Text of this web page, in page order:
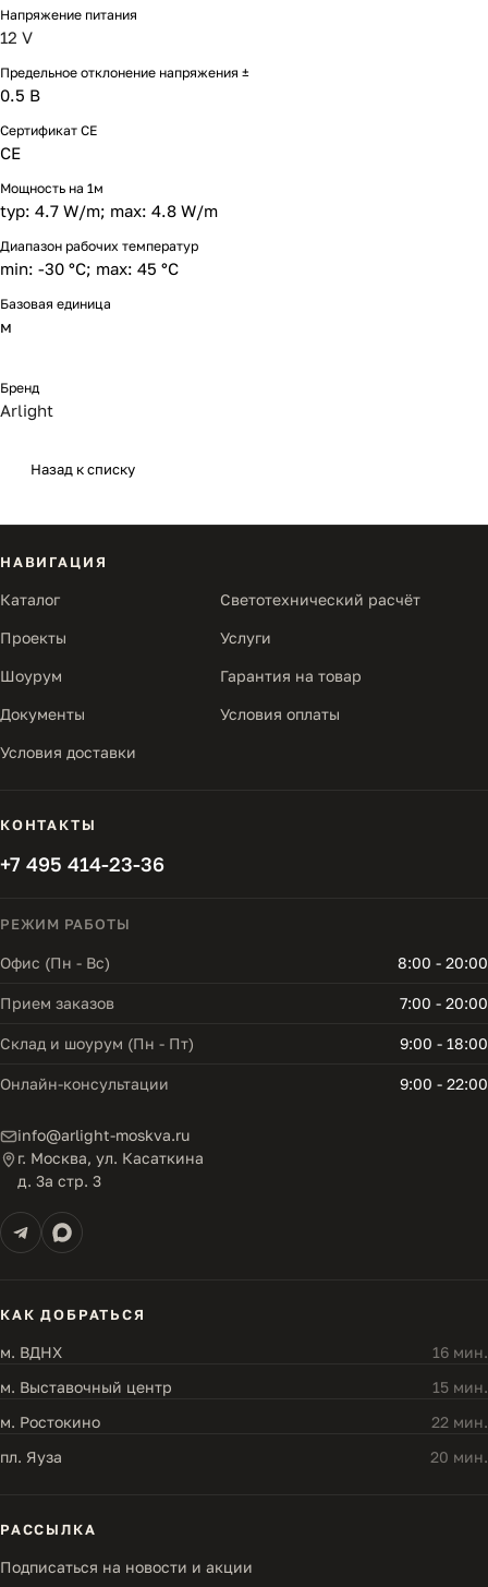
Напряжение питания
12 V
Предельное отклонение напряжения ±
0.5 В
Сертификат CE
CE
Мощность на 1м
typ: 4.7 W/m; max: 4.8 W/m
Диапазон рабочих температур
min: -30 °C; max: 45 °C
Базовая единица
м
Бренд
Arlight
Назад к списку
НАВИГАЦИЯ
Каталог Светотехнический расчёт
Проекты Услуги
Шоурум Гарантия на товар
Документы Условия оплаты
Условия доставки
КОНТАКТЫ
+7 495 414-23-36
РЕЖИМ РАБОТЫ
Офис (Пн - Вс) 8:00 - 20:00
Прием заказов 7:00 - 20:00
Склад и шоурум (Пн - Пт) 9:00 - 18:00
Онлайн-консультации 9:00 - 22:00
info@arlight-moskva.ru
г. Москва, ул. Касаткина
д. 3а стр. 3
КАК ДОБРАТЬСЯ
м. ВДНХ
16 мин.
м. Выставочный центр
15 мин.
м. Ростокино
22 мин.
пл. Яуза
20 мин.
РАССЫЛКА
Подписаться на новости и акции